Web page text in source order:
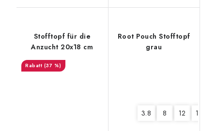
Stofftopf für die
Anzucht 20x18 cm
(37 %)
Root Pouch Stofftopf
grau
3.8 8 12 16